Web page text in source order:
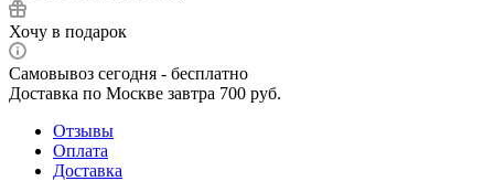
Хочу в подарок
Самовывоз сегодня - бесплатно
Доставка по Москве завтра 700 руб.
Отзывы
Оплата
Доставка